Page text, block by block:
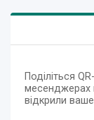
Поділіться
месенджерах
відкрили